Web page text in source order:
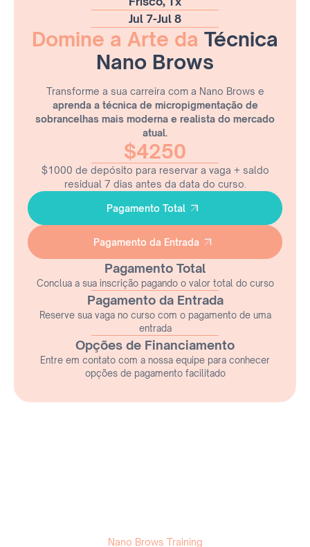
Jul 7-Jul 8
Domine a Arte da Técnica
Nano Brows
Transforme a sua carreira com a Nano Brows e
aprenda a técnica de micropigmentação de
sobrancelhas mais moderna e realista do mercado
atual.
$4250
$1000 de depósito para reservar a vaga + saldo
residual 7 dias antes da data do curso.
Pagamento Total
Pagamento da Entrada
Pagamento Total
Conclua a sua inscrição pagando o valor total do curso
Pagamento da Entrada
Reserve sua vaga no curso com o pagamento de uma
entrada
Opções de Financiamento
Entre em contato com a nossa equipe para conhecer
opções de pagamento facilitado
Nano Brows Training